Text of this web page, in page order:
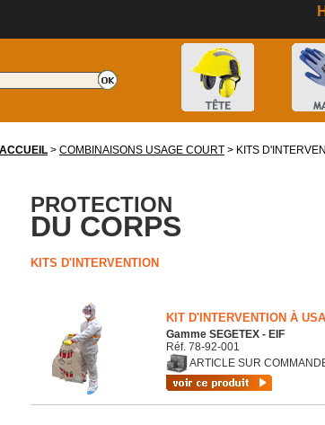
ACCUEIL > COMBINAISONS USAGE COURT > KITS
PROTECTION
DU CORPS
KITS D'INTERVENTION
KIT D'INTERVENTION À
Gamme SEGETEX - EIF
Réf. 78-92-001
ARTICLE SUR